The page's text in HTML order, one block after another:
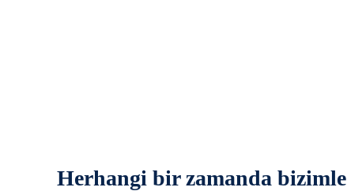
Herhangi bir zamanda bizimle